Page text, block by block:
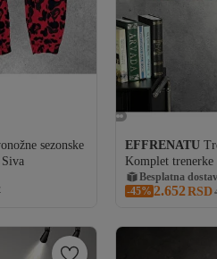
sezonske
Siva
EFFRENATU
Komplet trenerke
donjim delom
Besplatna
-45% 2.652RSD